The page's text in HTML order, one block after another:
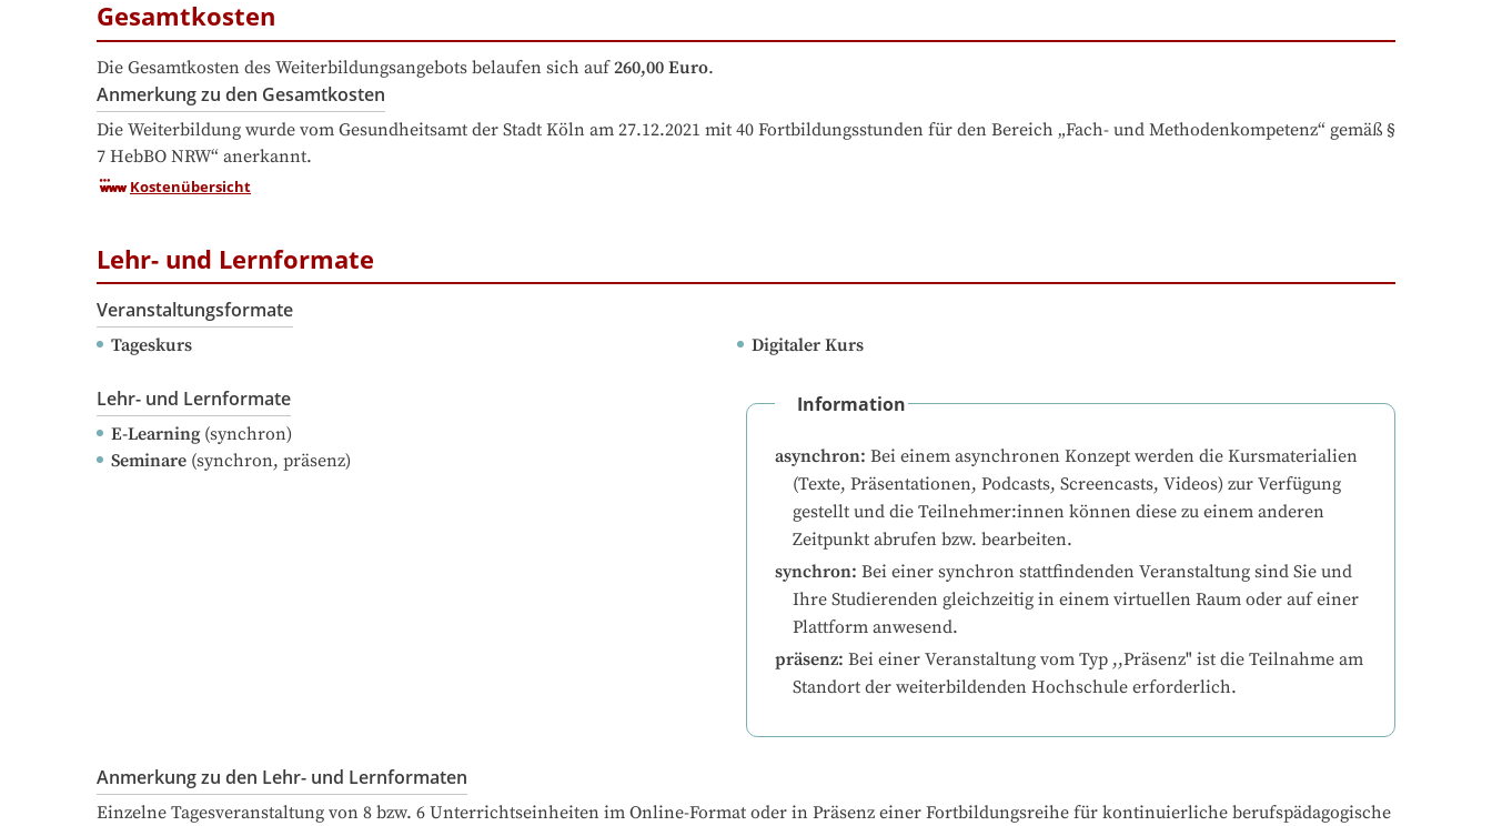
Gesamtkosten
Die Gesamtkosten des Weiterbildungsangebots belaufen sich auf 260,00 Euro.
Anmerkung zu den Gesamtkosten
Die Weiterbildung wurde vom Gesundheitsamt der Stadt Köln am 27.12.2021 mit 40 Fortbildungsstunden für den Bereich „Fach- und Methodenkompetenz“ gemäß §
7 HebBO NRW“ anerkannt.
Kostenübersicht
Lehr- und Lernformate
Veranstaltungsformate
Tageskurs Digitaler Kurs
Lehr- und Lernformate
E-Learning(synchron)
Seminare (synchron, präsenz)
Information
asynchron: Bei einem asynchronen Konzept werden die Kursmaterialien
(Texte, Präsentationen, Podcasts, Screencasts, Videos) zur Verfügung
gestellt und die Teilnehmer:innen können diese zu einem anderen
Zeitpunkt abrufen bzw. bearbeiten.
synchron: Bei einer synchron stattfindenden Veranstaltung sind Sie und
Ihre Studierenden gleichzeitig in einem virtuellen Raum oder auf einer
Plattform anwesend.
präsenz: Bei einer Veranstaltung vom Typ ,,Präsenz" ist die Teilnahme am
Standort der weiterbildenden Hochschule erforderlich.
Anmerkung zu den Lehr- und Lernformaten
Einzelne Tagesveranstaltung von 8 bzw. 6 Unterrichtseinheiten im Online-Format oder in Präsenz einer Fortbildungsreihe für kontinuierliche berufspädagogische